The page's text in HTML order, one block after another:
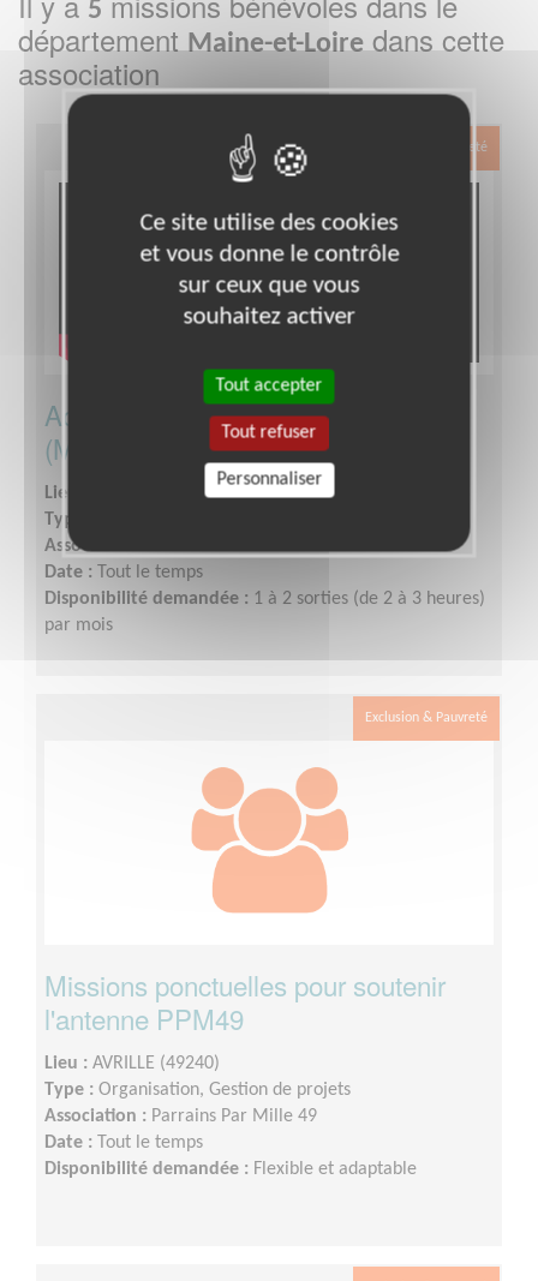
5
département Maine-et-Loire dans cette
association
Exclusion & Pauvreté
Accompagnez un jeune migrant
(MNA) près de chez vous !
Lieu :
MAINE-ET-LOIRE (49)
Type :
Association :
Date :
Tout le temps
Disponibilité demandée : 1 à 2 sorties (de 2 à 3 heures)
par mois
Exclusion & Pauvreté
Missions ponctuelles pour soutenir
l'antenne PPM49
Lieu : AVRILLE (49240)
Type : Organisation, Gestion de projets
Association : Parrains Par Mille 49
Date :
Tout le temps
Disponibilité demandée : Flexible et adaptable
Ce site utilise des cookies
et vous donne le contrôle
sur ceux que vous
souhaitez activer
Tout accepter
Tout refuser
Personnaliser